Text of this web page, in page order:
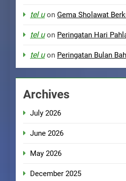
tel uon Gema Sholawat
tel uon Peringatan Hari
tel uon Peringatan Bulan
Archives
July 2026
June 2026
May 2026
December 2025